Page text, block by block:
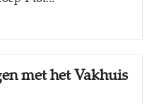
met het Vakhuis